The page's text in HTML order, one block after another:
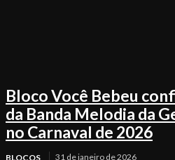
Bloco Você Bebeu
da Banda Melodia da
no Carnaval de 2026
BLOCOS 31 de janeiro de 2026